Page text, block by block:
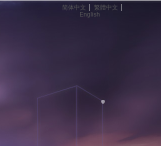
简体中文
繁體中文
English